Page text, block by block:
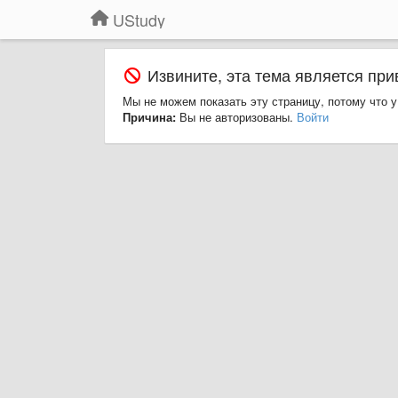
UStudy
Извините, эта тема является
Мы не можем показать эту страницу, потому что
Причина: Вы не авторизованы. Войти